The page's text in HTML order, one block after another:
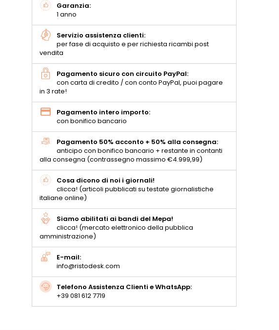
Garanzia:
1 anno
Servizio assistenza clienti:
per fase di acquisto e per richiesta ricambi post
vendita
Pagamento sicuro con circuito PayPal:
con carta di credito / con conto PayPal, puoi pagare
in 3 rate!
Pagamento intero importo:
con bonifico bancario
Pagamento 50% acconto + 50% alla consegna:
anticipo con bonifico bancario + restante in contanti
alla consegna (contrassegno massimo €4.999,99)
Cosa dicono di noi i giornali!
clicca! (articoli pubblicati su testate giornalistiche
italiane online)
Siamo abilitati ai bandi del Mepa!
clicca! (mercato elettronico della pubblica
amministrazione)
E-mail:
info@ristodesk.com
Telefono Assistenza Clienti e WhatsApp:
+39 081 612 7719